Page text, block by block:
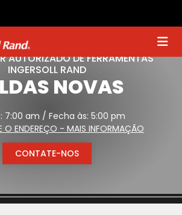
AUTORIZADO DE FERRAMENTAS
INGERSOLL RAND
NOVAS
7:00 am / Fecha às: 5:00 pm
O ENDEREÇO - MAIS INFORMAÇÃO
CONTATE-NOS